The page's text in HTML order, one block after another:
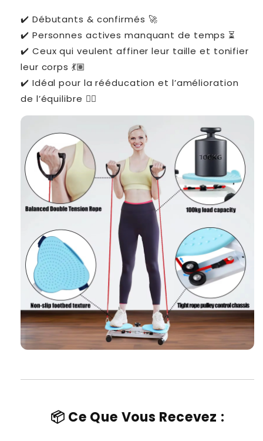
✔️ Débutants & confirmés 🚀
✔️ Personnes actives manquant de temps ⏳
✔️ Ceux qui veulent affiner leur taille et tonifier
leur corps 💃🏽
✔️ Idéal pour la rééducation et l’amélioration
de l’équilibre 🤸‍♂️
📦 Ce Que Vous Recevez :